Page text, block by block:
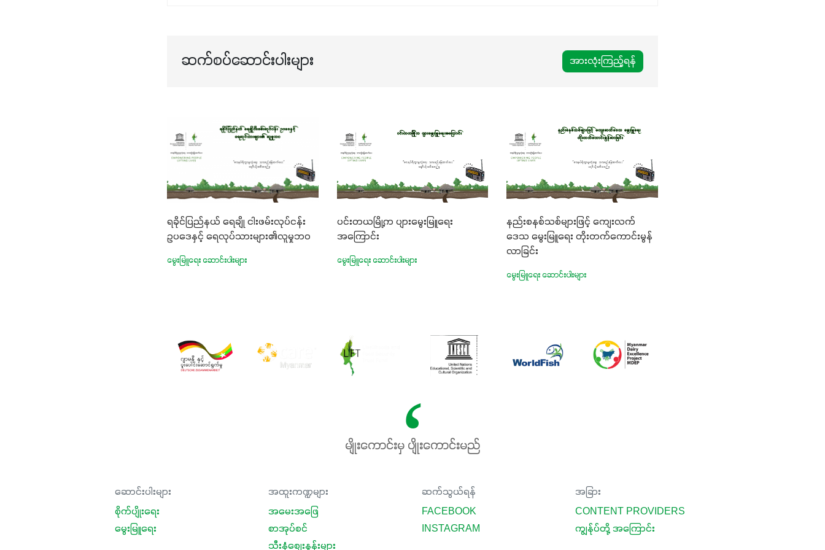
ဆက်စပ်ဆောင်းပါးများ အားလုံးကြည့်ရန်
ရခိုင်ပြည်နယ် ရေချို ငါးဖမ်းလုပ်ငန်း
ဥပဒေနှင့် ရေလုပ်သားများ၏လူမှုဘဝ
မွေးမြူရေး ဆောင်းပါးများ
ပင်းတယမြို့က ပျားမွေးမြူရေး
အကြောင်း
မွေးမြူရေး ဆောင်းပါးများ
နည်းစနစ်သစ်များဖြင့် ကျေးလက်
ဒေသ မွေးမြူရေး တိုးတက်ကောင်းမွန်
လာခြင်း
မွေးမြူရေး ဆောင်းပါးများ
မျိုးကောင်းမှ ပျိုးကောင်းမည်
ဆောင်းပါးများ
စိုက်ပျိုးရေး
မွေးမြူရေး
အထူးကဏ္ဍများ
အမေးအဖြေ
စာအုပ်စင်
သီးနှံစျေးနှုန်းများ
ဆက်သွယ်ရန်
FACEBOOK
INSTAGRAM
အခြား
CONTENT PROVIDERS
ကျွန်ုပ်တို့ အကြောင်း